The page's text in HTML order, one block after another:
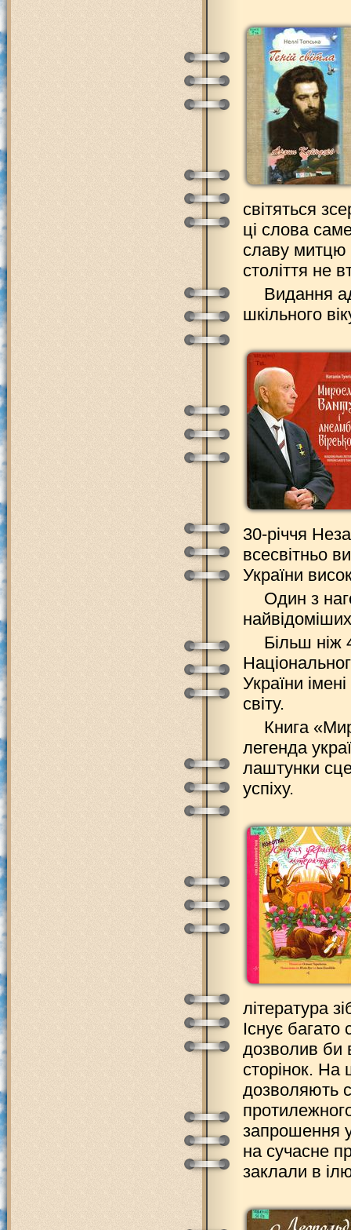
світяться
ці слова
славу митцю
століття не
Видання
шкільного
30-річчя
всесвітньо
України
Один з
Більш ніж
України
світу.
Книга
легенда
лаштунки
успіху.
література
Існує
дозволив би
сторінок. На
дозволяють
запрошення
на сучасне
заклали в